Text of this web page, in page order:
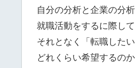
自分の分析と企業の分
就職活動をするに際し
それとなく「転職した
どれくらい希望するの